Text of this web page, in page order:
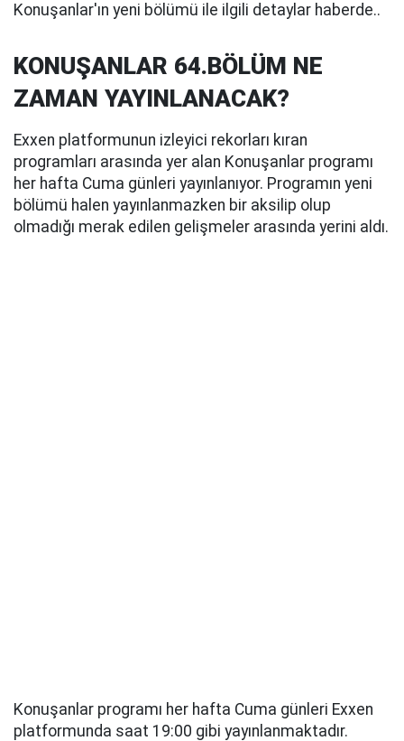
Konuşanlar'ın yeni bölümü ile ilgili detaylar haberde..
KONUŞANLAR 64.BÖLÜM NE
ZAMAN YAYINLANACAK?
Exxen platformunun izleyici rekorları kıran
programları arasında yer alan Konuşanlar programı
her hafta Cuma günleri yayınlanıyor. Programın yeni
bölümü halen yayınlanmazken bir aksilip olup
olmadığı merak edilen gelişmeler arasında yerini aldı.
Konuşanlar programı her hafta Cuma günleri Exxen
platformunda saat 19:00 gibi yayınlanmaktadır.